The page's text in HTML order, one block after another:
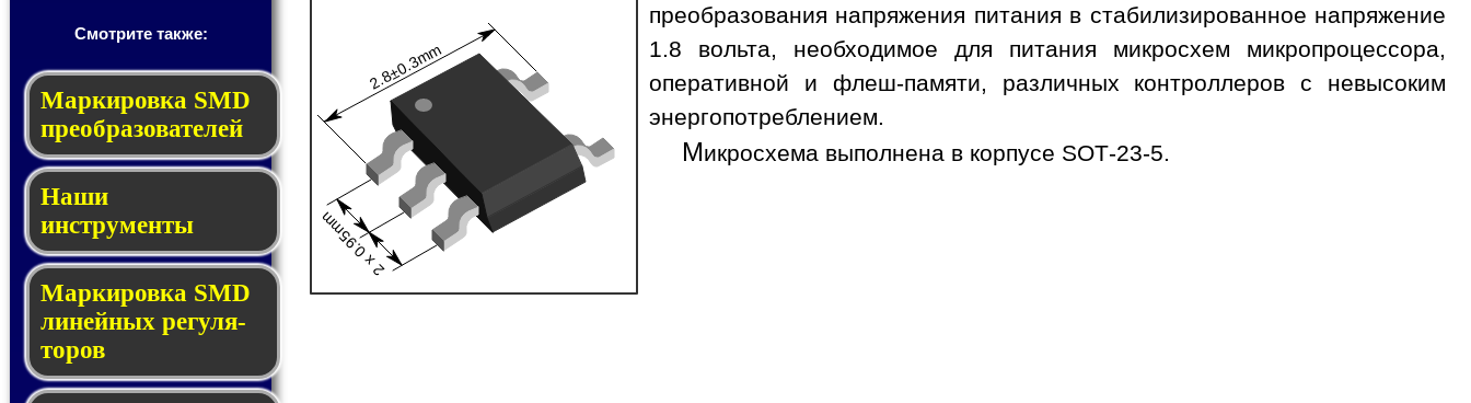
Смотрите также:
Мар­ки­ров­ка SMD
пре­об­ра­зо­ва­те­лей
Наши
инструменты
Маркировка SMD
ли­ней­ных ре­гу­ля­
то­ров
2.8±0.3mm
2 x 0.95mm
преобразования напряжения питания в стабилизированное напряжение
1.8 вольта, необходимое для питания микросхем микропроцессора,
оперативной и флеш-памяти, различных контроллеров с невысоким
энергопотреблением.
Микросхема выполнена в корпусе SOT-23-5.